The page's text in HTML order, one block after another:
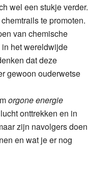
wel een stukje verder.
te promoten.
van chemische
het wereldwijde
dat deze
gewoon ouderwetse
orgone energie
onttrekken en in
zijn navolgers doen
en wat je er nog